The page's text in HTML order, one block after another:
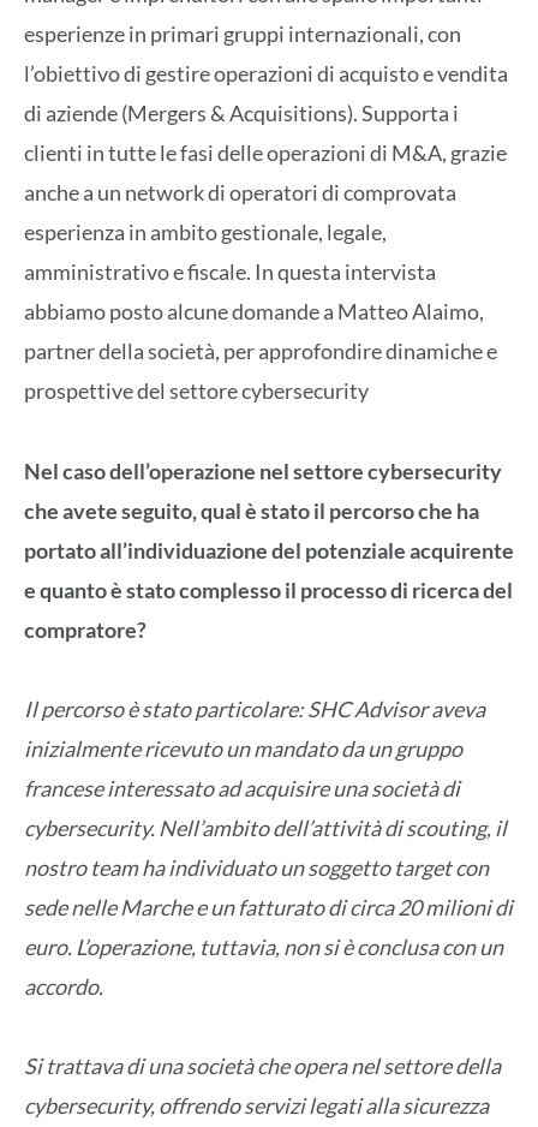
esperienze in primari gruppi internazionali, con
l’obiettivo di gestire operazioni di acquisto e vendita
di aziende (Mergers & Acquisitions). Supporta i
clienti in tutte le fasi delle operazioni di M&A, grazie
anche a un network di operatori di comprovata
esperienza in ambito gestionale, legale,
amministrativo e fiscale. In questa intervista
abbiamo posto alcune domande a Matteo Alaimo,
partner della società, per approfondire dinamiche e
prospettive del settore cybersecurity
Nel caso dell’operazione nel settore cybersecurity
che avete seguito, qual è stato il percorso che ha
portato all’individuazione del potenziale acquirente
e quanto è stato complesso il processo di ricerca del
compratore?
Il percorso è stato particolare: SHC Advisor aveva
inizialmente ricevuto un mandato da un gruppo
francese interessato ad acquisire una società di
cybersecurity. Nell’ambito dell’attività di scouting, il
nostro team ha individuato un soggetto target con
sede nelle Marche e un fatturato di circa 20 milioni di
euro. L’operazione, tuttavia, non si è conclusa con un
accordo.
Si trattava di una società che opera nel settore della
cybersecurity, offrendo servizi legati alla sicurezza